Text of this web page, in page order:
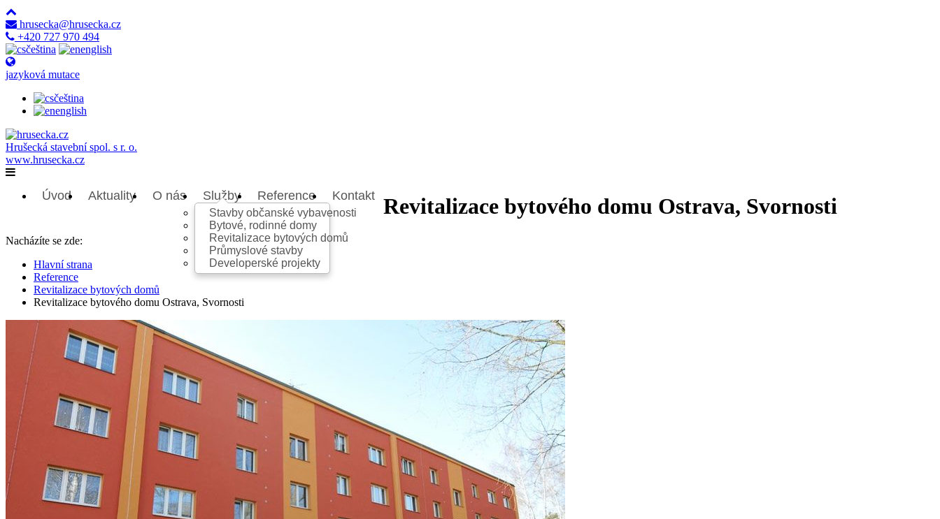
hrusecka@hrusecka.cz
+420 727 970 494
čeština
english
jazyková mutace
čeština
english
Hrušecká stavební spol. s r. o.
www.hrusecka.cz
Úvod Aktuality O nás Služby
Stavby občanské vybavenosti
Bytové, rodinné domy
Revitalizace bytových domů
Průmyslové stavby
Developerské projekty
Reference Kontakt Revitalizace bytového domu Ostrava, Svornosti
Nacházíte se zde:
Hlavní strana
Reference
Revitalizace bytových domů
Revitalizace bytového domu Ostrava, Svornosti